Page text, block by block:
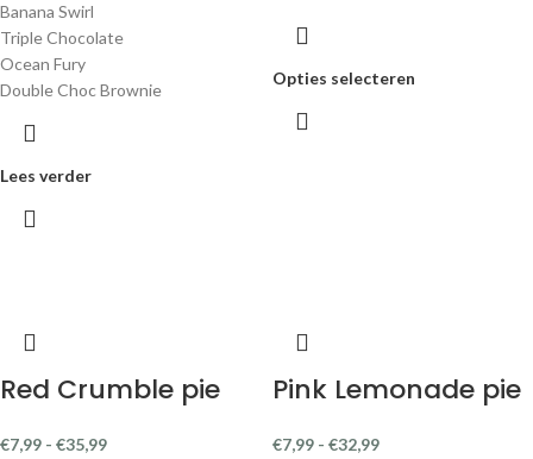
Banana Swirl
Triple Chocolate
Ocean Fury
Double Choc Brownie
Lees verder
Opties selecteren
Red Crumble pie
€7,99 - €35,99
Pink Lemonade pie
€7,99 - €32,99